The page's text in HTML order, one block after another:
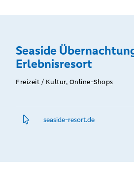
Seaside
Erlebnisresort
Freizeit / Kultur, Online-Shops
seaside-resort.­de